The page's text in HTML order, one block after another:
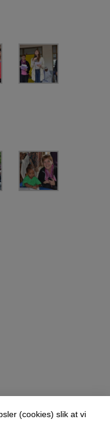
(cookies) slik at vi